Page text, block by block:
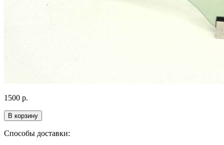
1500 р.
В корзину
Способы доставки: